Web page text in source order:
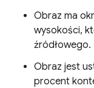
Obraz ma
wysokości,
źródłowego.
Obraz jest
procent